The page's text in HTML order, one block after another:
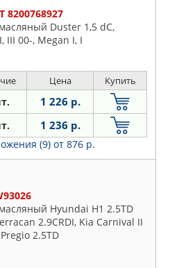
8200768927
Duster 1,5 dC,
III 00-, Megan I, I
Цена Купить
1 226 р.
1 236 р.
(9) от 876 р.
Hyundai H1 2.5TD
2.9CRDI, Kia Carnival II
2.5TD